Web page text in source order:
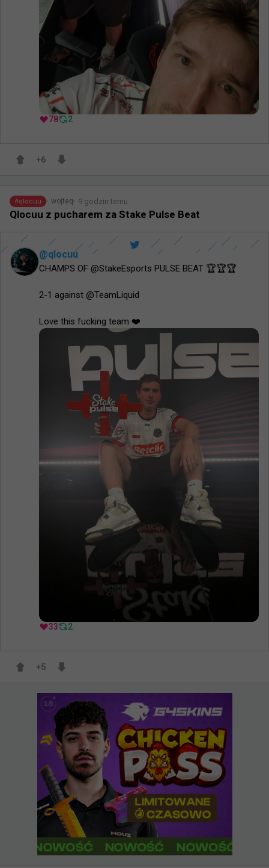
78 2
+6
#qlocuu wojteq 9 godzin temu
Qlocuu z pucharem za Stake Pulse Beat
@qlocuu
CHAMPS OF @StakeEsports PULSE BEAT 🏆🏆🏆
2-1 against @TeamLiquid
Love this fucking team ❤️
33 2
+5